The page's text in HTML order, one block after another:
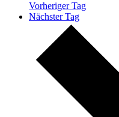
Vorheriger Tag
Nächster Tag